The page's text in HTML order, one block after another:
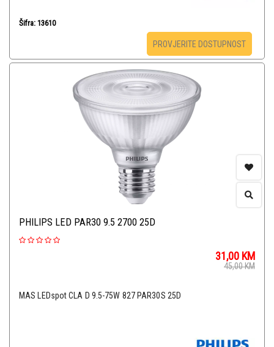
Šifra: 13610
PROVJERITE DOSTUPNOST
PHILIPS LED PAR30 9.5 2700 25D
31,00 KM
45,00KM
MAS LEDspot CLA D 9.5-75W 827 PAR30S 25D